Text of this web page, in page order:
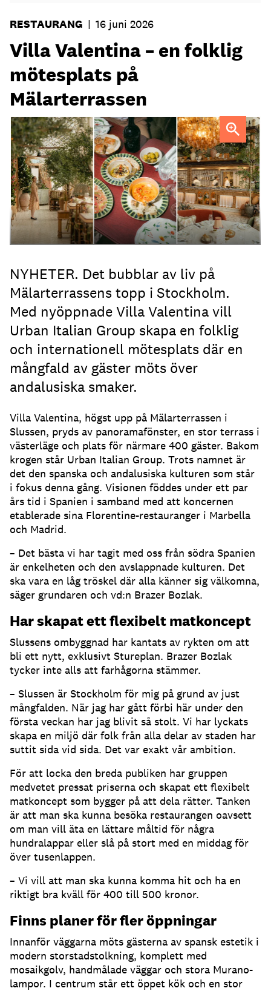
RESTAURANG | 16 juni 2026
Villa Valentina – en folklig
mötesplats på
Mälarterrassen
FOTO: Urban Italian Group
NYHETER. Det bubblar av liv på
Mälarterrassens topp i Stockholm.
Med nyöppnade Villa Valentina vill
Urban Italian Group skapa en folklig
och internationell mötesplats där en
mångfald av gäster möts över
andalusiska smaker.
Villa Valentina, högst upp på Mälarterrassen i
Slussen, pryds av panoramafönster, en stor terrass i
västerläge och plats för närmare 400 gäster. Bakom
krogen står Urban Italian Group. Trots namnet är
det den spanska och andalusiska kulturen som står
i fokus denna gång. Visionen föddes under ett par
års tid i Spanien i samband med att koncernen
etablerade sina Florentine-restauranger i Marbella
och Madrid.
– Det bästa vi har tagit med oss från södra Spanien
är enkelheten och den avslappnade kulturen. Det
ska vara en låg tröskel där alla känner sig välkomna,
säger grundaren och vd:n Brazer Bozlak.
Har skapat ett flexibelt matkoncept
Slussens ombyggnad har kantats av rykten om att
bli ett nytt, exklusivt Stureplan. Brazer Bozlak
tycker inte alls att farhågorna stämmer.
– Slussen är Stockholm för mig på grund av just
mångfalden. När jag har gått förbi här under den
första veckan har jag blivit så stolt. Vi har lyckats
skapa en miljö där folk från alla delar av staden har
suttit sida vid sida. Det var exakt vår ambition.
För att locka den breda publiken har gruppen
medvetet pressat priserna och skapat ett flexibelt
matkoncept som bygger på att dela rätter. Tanken
är att man ska kunna besöka restaurangen oavsett
om man vill äta en lättare måltid för några
hundralappar eller slå på stort med en middag för
över tusenlappen.
– Vi vill att man ska kunna komma hit och ha en
riktigt bra kväll för 400 till 500 kronor.
Finns planer för fler öppningar
Innanför väggarna möts gästerna av spansk estetik i
modern storstadstolkning, komplett med
mosaikgolv, handmålade väggar och stora Murano-
lampor. I centrum står ett öppet kök och en stor